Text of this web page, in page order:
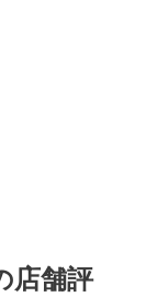
店舗評